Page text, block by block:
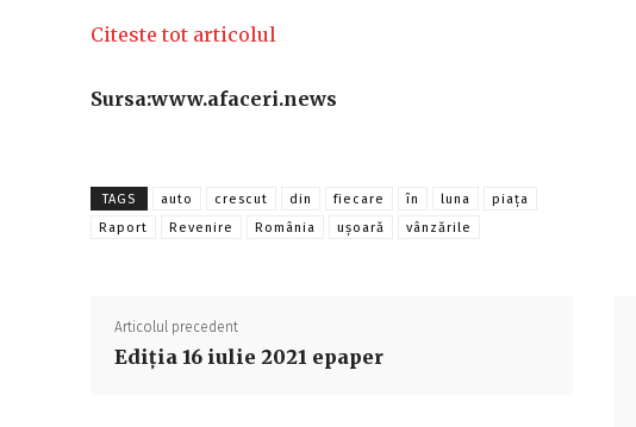
Citeste tot articolul
Sursa:www.afaceri.news
TAGS auto crescut din fiecare în luna
piața
Raport
Revenire România uşoară vânzările
Articolul precedent
Ediţia 16 iulie 2021 epaper